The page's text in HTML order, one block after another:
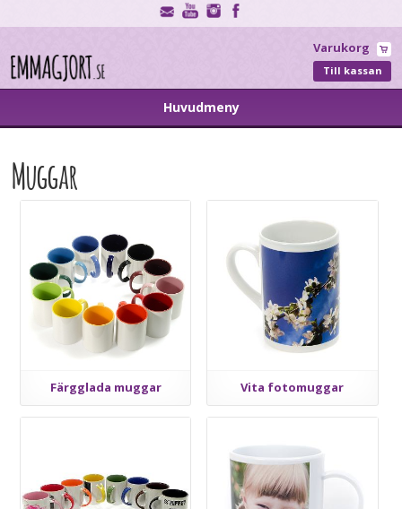
Varukorg
Till kassan
Huvudmeny
Muggar
Färgglada muggar Vita fotomuggar